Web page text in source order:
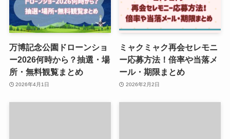
万博記念公園ドローンショ
ー2026何時から？抽選・場
所・無料観覧まとめ
2026年4月1日
ミャクミャク再会セレモニ
ー応募方法！倍率や当落メ
ール・期限まとめ
2026年2月2日